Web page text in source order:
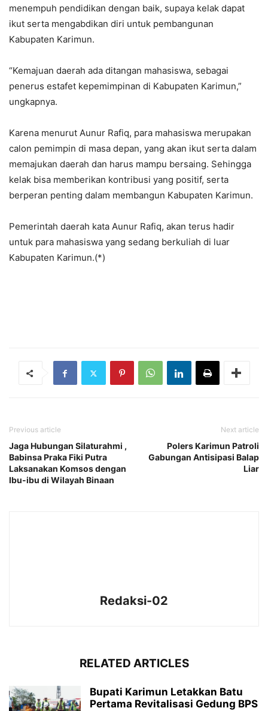
menempuh pendidikan dengan baik, supaya kelak dapat
ikut serta mengabdikan diri untuk pembangunan
Kabupaten Karimun.
“Kemajuan daerah ada ditangan mahasiswa, sebagai
penerus estafet kepemimpinan di Kabupaten Karimun,”
ungkapnya.
Karena menurut Aunur Rafiq, para mahasiswa merupakan
calon pemimpin di masa depan, yang akan ikut serta dalam
memajukan daerah dan harus mampu bersaing. Sehingga
kelak bisa memberikan kontribusi yang positif, serta
berperan penting dalam membangun Kabupaten Karimun.
Pemerintah daerah kata Aunur Rafiq, akan terus hadir
untuk para mahasiswa yang sedang berkuliah di luar
Kabupaten Karimun.(*)
Previous article
Jaga Hubungan Silaturahmi ,
Babinsa Praka Fiki Putra
Laksanakan Komsos dengan
Ibu-ibu di Wilayah Binaan
Next article
Polers Karimun Patroli
Gabungan Antisipasi Balap
Liar
Redaksi-02
RELATED ARTICLES
Bupati Karimun Letakkan Batu
Pertama Revitalisasi Gedung BPS